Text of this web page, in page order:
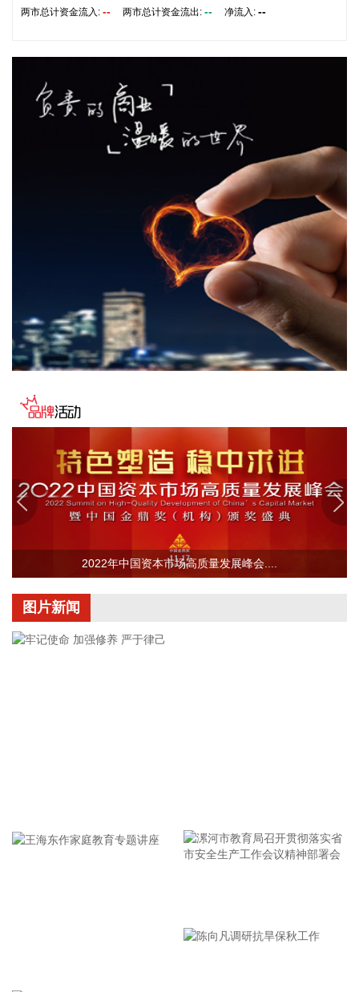
0.41元。上半年，公司深入实施军民融合发展战略，统筹国内
全面动工，泵业公司7500吨/年绿色智能铸造生产线完成建
设。
2026-08-09 15:56:26
华智数媒(300426)8月9日披露半年报，2026年上半年，公司
实现营业收入5397.85万元，同比增长21.53%；归属于上市公
司股东的净利润4259.92万元，同比扭亏；基本每股收益
0.0946元。本期营收增长主要系本期结算的影视剧项目金额较
立新能源(001258)8月9日披露半年报，2026年上半年，公司
实现营业收入6.44亿元，同比增长29.75%；归属于上市公司股
东的净利润7302.39万元，同比增长715.75%；基本每股收益
0.0782元。本期营收增长主要原因系报告期内新增投产的风电
及独立储能项目带来上网电量增加。
2026-08-09 15:49:18
银河微电(688689)8月9日披露半年报，2026年上半年，公司
实现营业收入6.11亿元，同比增长28.28%；归属于上市公司股
东的净利润4825.85万元，同比增长77.28%；基本每股收益
0.38元。报告期内公司围绕汽车电子、家用电器、光储、工控
等重点行业，持续加大大客户开发力度，成功导入科世达、西
门子、依必安派特、先锋车载音响、尼得科、万邦等优质客
户，进入吉利、沃尔沃亚太等主机厂功率MOS白名单，进一步
巩固了在优势领域的市场地位。
济川药业(600566)8月9日公告，全资子公司济川药业集团有限
公司收到国家药品监督管理局核准签发的小儿通便颗粒《药品
备单晶硅压力变送器全产业链能力和布局，包括MEMS芯片自
两市总计资金流入: -- 两市总计资金流出: -- 净流入: --
2022年中国资本市场高质量发展峰会....
图片新闻
市安全生产工作会议精神部署